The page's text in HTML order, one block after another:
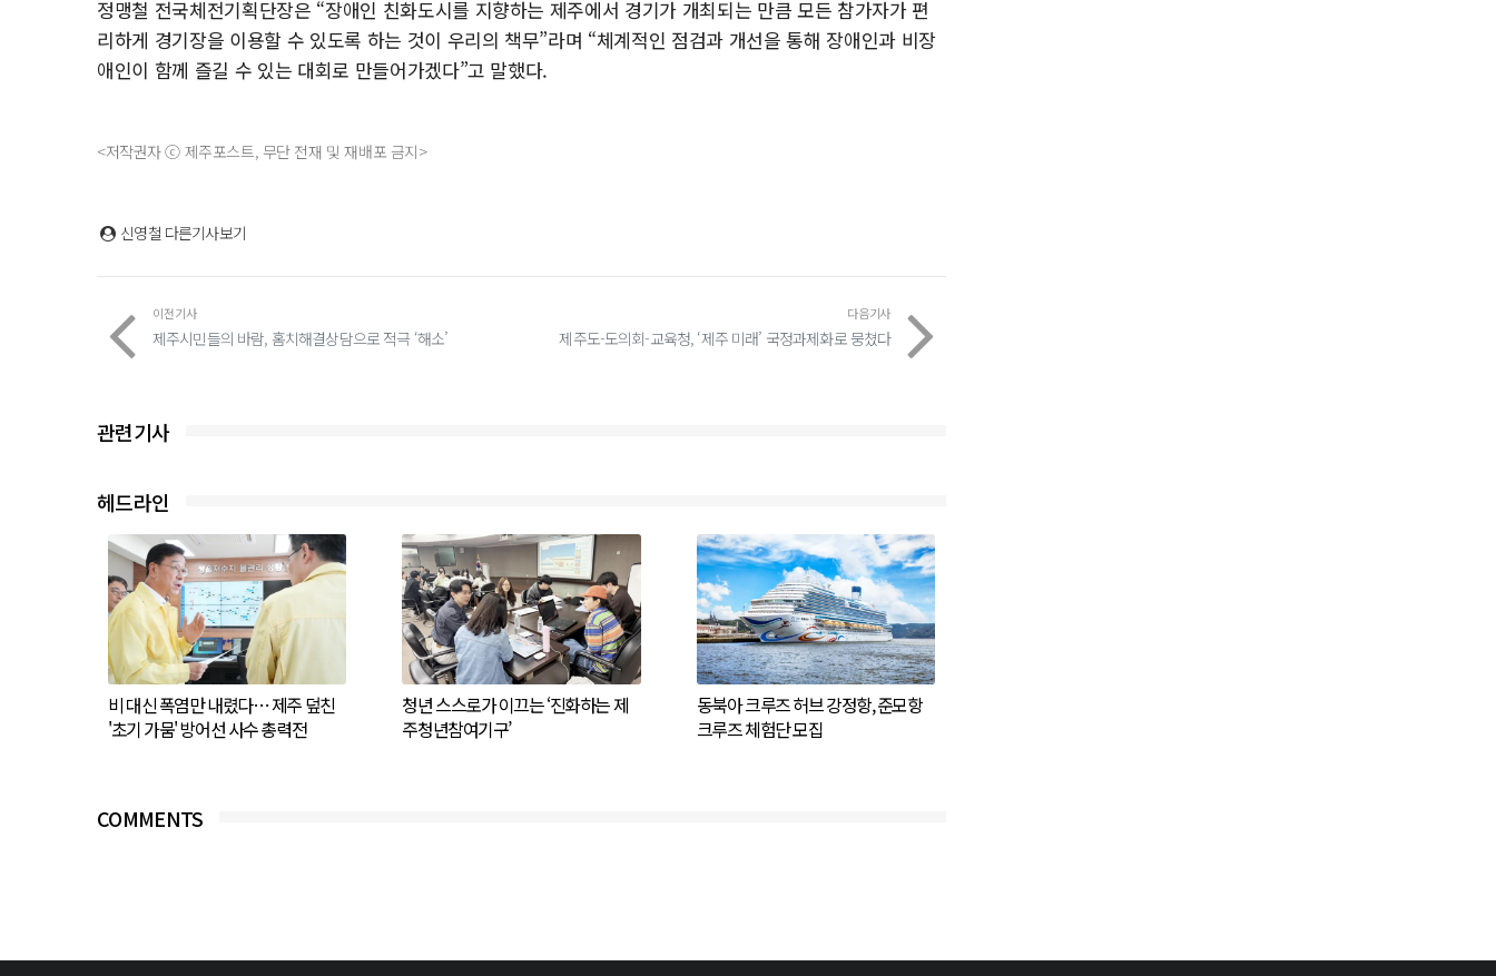
정맹철 전국체전기획단장은 “장애인 친화도시를 지향하는 제주에서 경기가 개최되는 만큼 모든 참가자가 편
리하게 경기장을 이용할 수 있도록 하는 것이 우리의 책무”라며 “체계적인 점검과 개선을 통해 장애인과 비장
애인이 함께 즐길 수 있는 대회로 만들어가겠다”고 말했다.
<저작권자 ⓒ 제주포스트, 무단 전재 및 재배포 금지>
신영철 다른기사보기
이전기사
제주시민들의 바람, 홈치해결상담으로 적극 ‘해소’
다음기사
제주도-도의회-교육청, ‘제주 미래’ 국정과제화로 뭉쳤다
관련기사
헤드라인
비 대신 폭염만 내렸다… 제주 덮친
'초기 가뭄' 방어선 사수 총력전
청년 스스로가 이끄는 ‘진화하는 제
주청년참여기구’
동북아 크루즈 허브 강정항, 준모항
크루즈 체험단 모집
COMMENTS